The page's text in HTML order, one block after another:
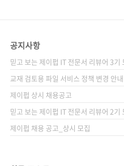
공지사항
믿고 보는 제이펍 IT 전문서 리뷰어 3기
교재 검토용 파일 서비스 정책 변경 안내
제이펍 상시 채용공고
믿고 보는 제이펍 IT 전문서 리뷰어 2기
제이펍 채용 공고_상시 모집